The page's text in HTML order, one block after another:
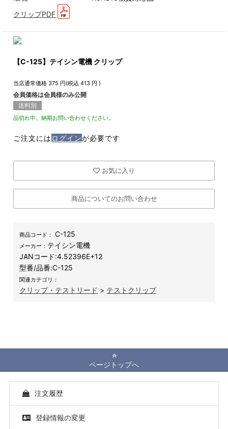
クリップPDF
【C-125】テイシン電機 クリップ
当店通常価格 375 円(税込413 円 )
会員価格は会員様のみ公開
送料別
品切れ中。納期お問い合わせください。
ご注文には ログインが必要です
お気に入り
商品についてのお問い合わせ
商品コード： C-125
メーカー： テイシン電機
JANコード:4.52396E+12
型番/品番:C-125
関連カテゴリ：
クリップ・テストリード > テストクリップ
ページトップへ
注文履歴
登録情報の変更